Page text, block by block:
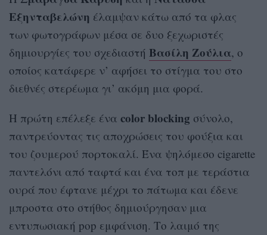
Εξηνταβελώνη έλαμψαν κάτω από τα φλας
των φωτογράφων μέσα σε δυο ξεχωριστές
δημιουργίες του σχεδιαστή Βασίλη Ζούλια, ο
οποίος κατάφερε ν’ αφήσει το στίγμα του στο
διεθνές στερέωμα γι’ ακόμη μια φορά.
Η πρώτη επέλεξε ένα color blocking σύνολο,
παντρεύοντας τις αποχρώσεις του φούξια και
του ζουμερού πορτοκαλί. Ένα ψηλόμεσο cigarette
παντελόνι από ταφτά και ένα τοπ με τεράστια
ουρά που έφτανε μέχρι το πάτωμα και έδενε
μπροστα στο στήθος δημιούργησαν μια
εντυπωσιακή pop εμφάνιση. Το λαιμό της